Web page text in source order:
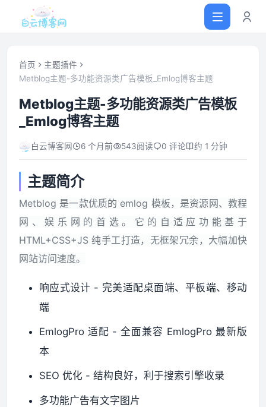
首页
网站源码
软件仓库
技术分享
值得一看
资源资讯
首页
主题插件
Metblog主题-多功能资源类广告模板_Emlog博客主题
Metblog主题-多功能资源类广告模板
_Emlog博客主题
白云博客网 6 个月前 543阅读 0 评论 约 1 分钟
主题简介
Metblog 是一款优质的 emlog 模板，是资源网、教程
网、娱乐网的首选。它的自适应功能基于
HTML+CSS+JS 纯手工打造，无框架冗余，大幅加快
网站访问速度。
响应式设计 - 完美适配桌面端、平板端、移动
端
EmlogPro 适配 - 全面兼容 EmlogPro 最新版
本
SEO 优化 - 结构良好，利于搜索引擎收录
多功能广告有文字图片